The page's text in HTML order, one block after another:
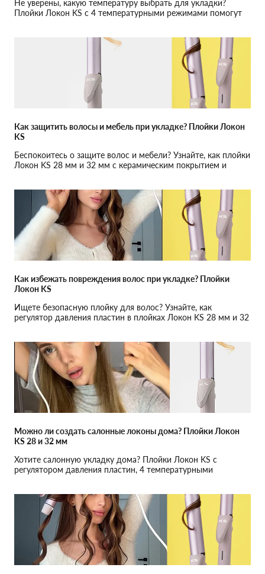
Не уверены, какую температуру выбрать для укладки?
Плойки Локон KS с 4 температурными режимами помогут
Как защитить волосы и мебель при укладке? Плойки Локон
KS
Беспокоитесь о защите волос и мебели? Узнайте, как плойки
Локон KS 28 мм и 32 мм с керамическим покрытием и
Как избежать повреждения волос при укладке? Плойки
Локон KS
Ищете безопасную плойку для волос? Узнайте, как
регулятор давления пластин в плойках Локон KS 28 мм и 32
Можно ли создать салонные локоны дома? Плойки Локон
KS 28 и 32 мм
Хотите салонную укладку дома? Плойки Локон KS с
регулятором давления пластин, 4 температурными